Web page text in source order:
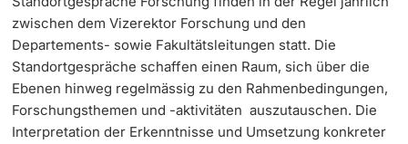
zwischen dem Vizerektor Forschung und den
Departements- sowie Fakultätsleitungen statt. Die
Standortgespräche schaffen einen Raum, sich über die
Ebenen hinweg regelmässig zu den Rahmenbedingungen,
Forschungsthemen und -aktivitäten auszutauschen. Die
Interpretation der Erkenntnisse und Umsetzung konkreter